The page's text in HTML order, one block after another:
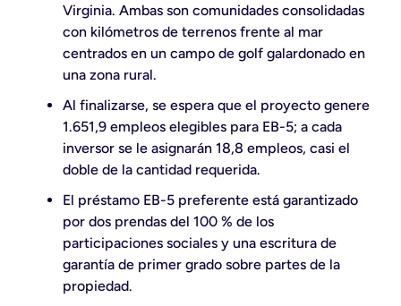
Virginia. Ambas son comunidades consolidadas
con kilómetros de terrenos frente al mar
centrados en un campo de golf galardonado en
una zona rural.
Al finalizarse, se espera que el proyecto genere
1.651,9 empleos elegibles para EB-5; a cada
inversor se le asignarán 18,8 empleos, casi el
doble de la cantidad requerida.
El préstamo EB-5 preferente está garantizado
por dos prendas del 100 % de los
participaciones sociales y una escritura de
garantía de primer grado sobre partes de la
propiedad.